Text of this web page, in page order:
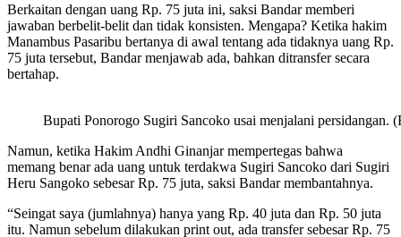
Berkaitan dengan uang Rp. 75 juta ini, saksi Bandar memberi
jawaban berbelit-belit dan tidak konsisten. Mengapa? Ketika hakim
Manambus Pasaribu bertanya di awal tentang ada tidaknya uang Rp.
75 juta tersebut, Bandar menjawab ada, bahkan ditransfer secara
bertahap.
Bupati Ponorogo Sugiri Sancoko usai menjalani persidangan.
Namun, ketika Hakim Andhi Ginanjar mempertegas bahwa
memang benar ada uang untuk terdakwa Sugiri Sancoko dari Sugiri
Heru Sangoko sebesar Rp. 75 juta, saksi Bandar membantahnya.
“Seingat saya (jumlahnya) hanya yang Rp. 40 juta dan Rp. 50 juta
itu. Namun sebelum dilakukan print out, ada transfer sebesar Rp. 75